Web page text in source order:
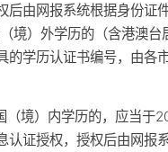
后由网报系统根据身份证
境）外学历的（含港澳
的学历认证书编号，由各
（境）内学历的，应当于
认证授权，授权后由网报